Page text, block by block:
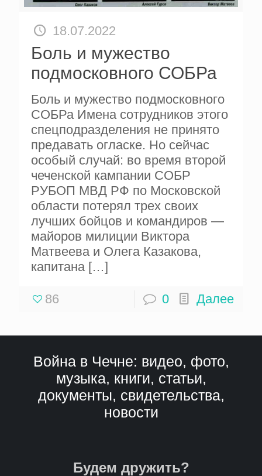
18.07.2022
Боль и мужество
подмосковного СОБРа
Боль и мужество подмосковного
СОБРа Имена сотрудников этого
спецподразделения не принято
предавать огласке. Но сейчас
особый случай: во время второй
чеченской кампании СОБР
РУБОП МВД РФ по Московской
области потерял трех своих
лучших бой­цов и командиров —
майоров ми­лиции Виктора
Матвеева и Олега Казакова,
капитана […]
86 0 Далее
Война в Чечне: видео, фото,
музыка, книги, статьи,
документы, свидетельства,
новости
Будем дружить?